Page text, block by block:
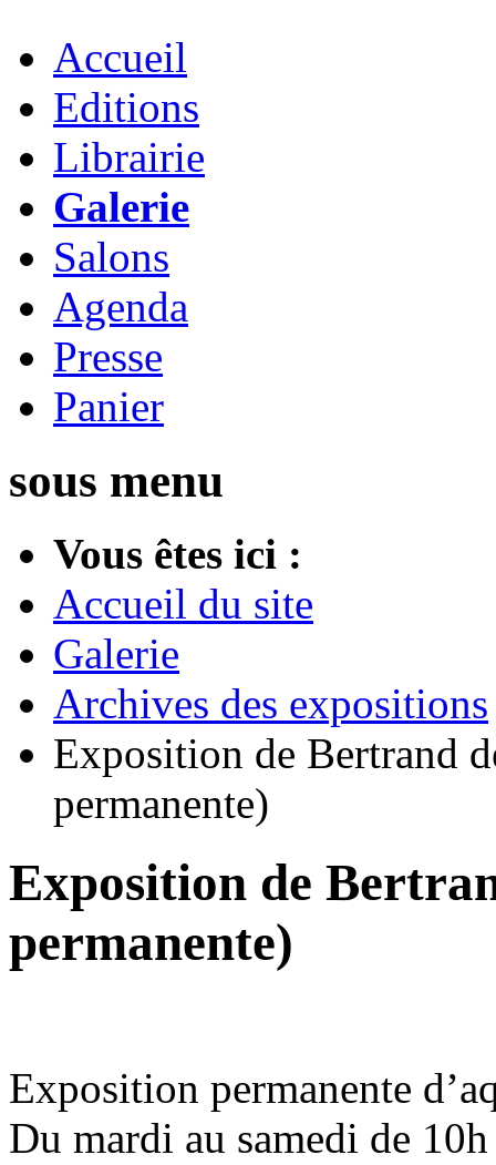
Accueil
Editions
Librairie
Galerie
Salons
Agenda
Presse
Panier
sous menu
Vous êtes ici :
Accueil du site
Galerie
Archives des expositions
Exposition de Bertrand
permanente)
Exposition de
permanente)
Exposition permanente
Du mardi au samedi de